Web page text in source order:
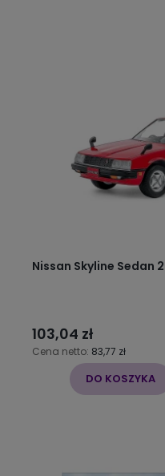
Nissan Skyline Sedan
103,04 zł
Cena netto: 83,77 zł
DO KOSZYKA